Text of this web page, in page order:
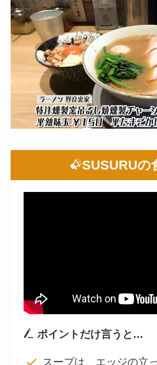
SUSURUの
ポイントだけ言うと…
スープは、エッジの立